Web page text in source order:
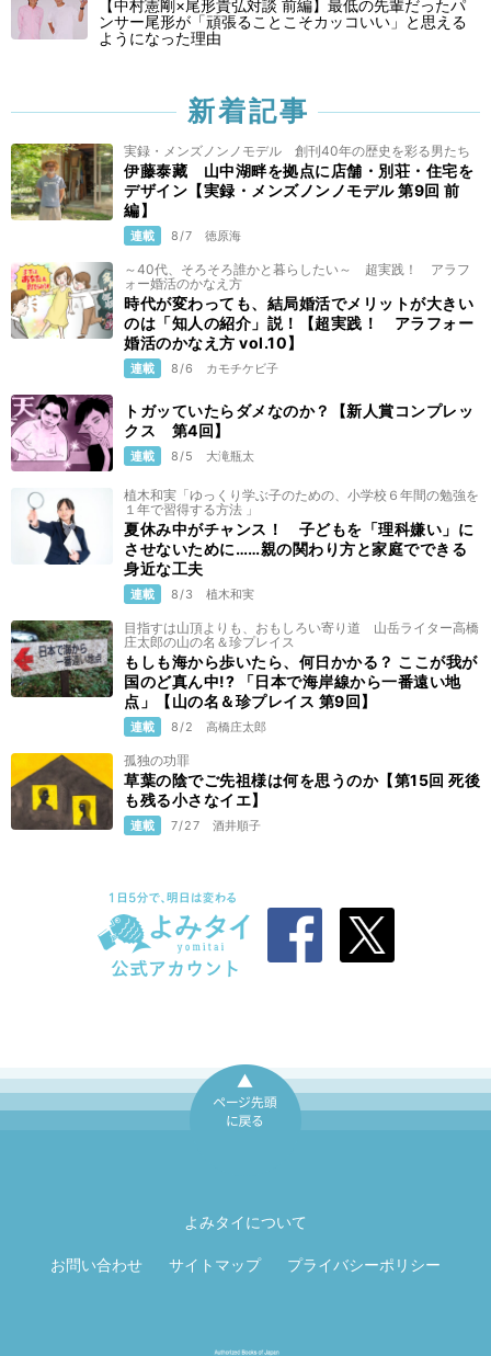
【中村憲剛×尾形貴弘対談 前編】最低の先輩だったパ
ンサー尾形が「頑張ることこそカッコいい」と思える
ようになった理由
新着記事
実録・メンズノンノモデル 創刊40年の歴史を彩る男たち
伊藤泰藏 山中湖畔を拠点に店舗・別荘・住宅を
デザイン【実録・メンズノンノモデル 第9回 前
編】
連載 8/7 徳原海
～40代、そろそろ誰かと暮らしたい～ 超実践！ アラフ
ォー婚活のかなえ方
時代が変わっても、結局婚活でメリットが大きい
のは「知人の紹介」説！【超実践！ アラフォー
婚活のかなえ方 vol.10】
連載 8/6 カモチケビ子
トガッていたらダメなのか？【新人賞コンプレッ
クス 第4回】
連載 8/5 大滝瓶太
植木和実「ゆっくり学ぶ子のための、小学校６年間の勉強を
１年で習得する方法 」
夏休み中がチャンス！ 子どもを「理科嫌い」に
させないために……親の関わり方と家庭でできる
身近な工夫
連載 8/3 植木和実
目指すは山頂よりも、おもしろい寄り道 山岳ライター高橋
庄太郎の山の名＆珍プレイス
もしも海から歩いたら、何日かかる？ ここが我が
国のど真ん中!? 「日本で海岸線から一番遠い地
点」【山の名＆珍プレイス 第9回】
連載 8/2 高橋庄太郎
孤独の功罪
草葉の陰でご先祖様は何を思うのか【第15回 死後
も残る小さなイエ】
連載 7/27 酒井順子
よみタイについて
お問い合わせ サイトマップ プライバシーポリシー